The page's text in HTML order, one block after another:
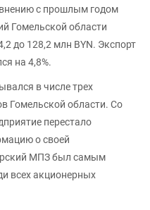
с прошлым годом
Гомельской области
до 128,2 млн BYN. Экспорт
на 4,8%.
в числе трех
Гомельской области. Со
перестало
о своей
МПЗ был самым
всех акционерных